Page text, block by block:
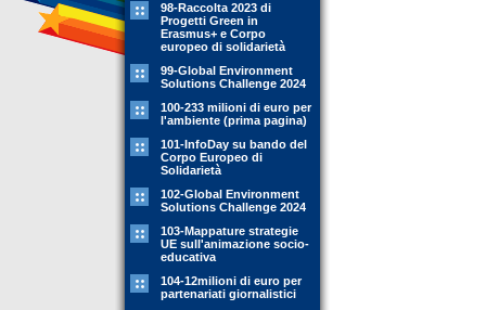
98-Raccolta 2023 di
Progetti Green in
Erasmus+ e Corpo
europeo di solidarietà
99-Global Environment
Solutions Challenge 2024
100-233 milioni di euro per
l'ambiente (prima pagina)
101-InfoDay su bando del
Corpo Europeo di
Solidarietà
102-Global Environment
Solutions Challenge 2024
103-Mappature strategie
UE sull'animazione socio-
educativa
104-12milioni di euro per
partenariati giornalistici